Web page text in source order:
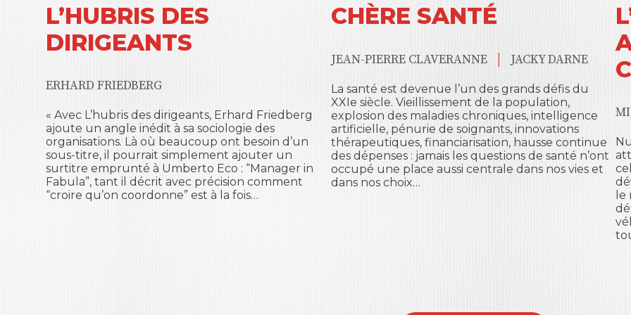
L’HUBRIS DES
DIRIGEANTS
ERHARD FRIEDBERG
« Avec L’hubris des dirigeants, Erhard Friedberg
ajoute un angle inédit à sa sociologie des
organisations. Là où beaucoup ont besoin d’un
sous-titre, il pourrait simplement ajouter un
surtitre emprunté à Umberto Eco : “Manager in
Fabula”, tant il décrit avec précision comment
“croire qu’on coordonne” est à la fois…
CHÈRE SANTÉ
JEAN-PIERRE CLAVERANNE JACKY DARNE
La santé est devenue l’un des grands défis du
XXIe siècle. Vieillissement de la population,
explosion des maladies chroniques, intelligence
artificielle, pénurie de soignants, innovations
thérapeutiques, financiarisation, hausse continue
des dépenses : jamais les questions de santé n’ont
occupé une place aussi centrale dans nos vies et
dans nos choix…
le